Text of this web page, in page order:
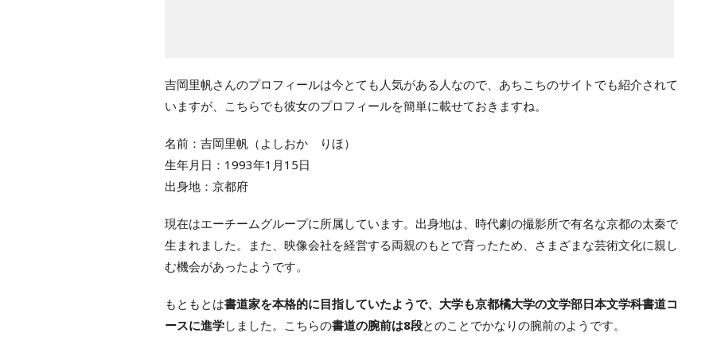
吉岡里帆さんのプロフィールは今とても人気がある人なので、あちこちのサイトでも紹介されて
いますが、こちらでも彼女のプロフィールを簡単に載せておきますね。
名前：吉岡里帆（よしおか りほ）
生年月日：1993年1月15日
出身地：京都府
現在はエーチームグループに所属しています。出身地は、時代劇の撮影所で有名な京都の太秦で
生まれました。また、映像会社を経営する両親のもとで育ったため、さまざまな芸術文化に親し
む機会があったようです。
もともとは書道家を本格的に目指していたようで、大学も京都橘大学の文学部日本文学科書道コ
ースに進学しました。こちらの書道の腕前は8段とのことでかなりの腕前のようです。